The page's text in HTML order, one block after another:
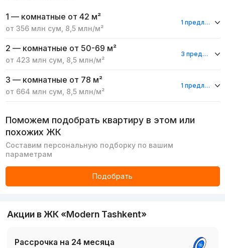
1 — комнатные от 42 м²
от 356 млн сум 8,5 млн/м²
1 предложение
2 — комнатные от 50-69 м²
от 423 млн сум 8,5 млн/м²
3 предложения
3 — комнатные от 78 м²
от 664 млн сум 8,5 млн/м²
1 предложение
Поможем подобрать квартиру в этом или
похожих ЖК
Составим персональную подборку по вашим
параметрам
Подобрать
Акции в ЖК «Modern Tashkent»
Рассрочка на 24 месяца